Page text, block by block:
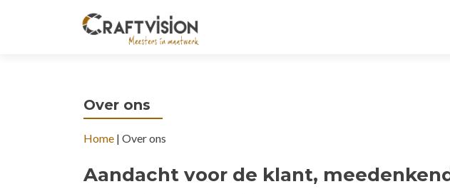
Over ons
Home | Over ons
Aandacht voor de klant,